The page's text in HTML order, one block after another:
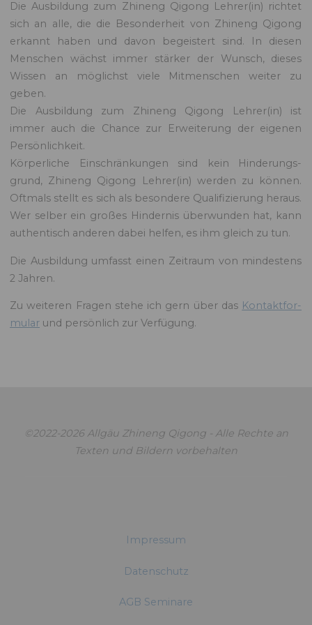
Die Aus­bil­dung zum Zhi­neng Qigong Lehrer(in) richtet
sich an alle, die die Beson­der­heit von Zhi­neng Qigong
erkan­nt haben und davon begeis­tert sind. In diesen
Men­schen wächst immer stärk­er der Wun­sch, dieses
Wis­sen an möglichst viele Mit­men­schen weit­er zu
geben.
Die Aus­bil­dung zum Zhi­neng Qigong Lehrer(in) ist
immer auch die Chance zur Erweiterung der eige­nen
Per­sön­lichkeit.
Kör­per­liche Ein­schränkun­gen sind kein Hin­derungs­
grund, Zhi­neng Qigong Lehrer(in) wer­den zu kön­nen.
Oft­mals stellt es sich als beson­dere Qual­i­fizierung her­aus.
Wer sel­ber ein großes Hin­der­nis über­wun­den hat, kann
authen­tisch anderen dabei helfen, es ihm gle­ich zu tun.
Die Aus­bil­dung umfasst einen Zeitraum von min­destens
2 Jahren.
Zu weit­eren Fra­gen ste­he ich gern über das Kon­tak­t­for­
mu­lar und per­sön­lich zur Verfügung.
©2022-2026 Allgäu Zhineng Qigong - Alle Rechte an
Texten und Bildern vorbehalten
Impressum
Datenschutz
AGB Seminare